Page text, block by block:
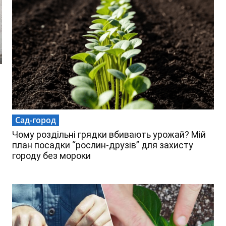
Сад-город
Чому роздільні грядки вбивають урожай? Мій
план посадки “рослин-друзів” для захисту
городу без мороки